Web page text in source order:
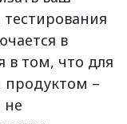
в
в том, что для
продуктом –
не